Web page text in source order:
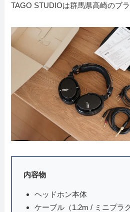
TAGO STUDIOは群馬県高崎のブラ
内容物
ヘッドホン本体
ケーブル（1.2m / ミニプラグ